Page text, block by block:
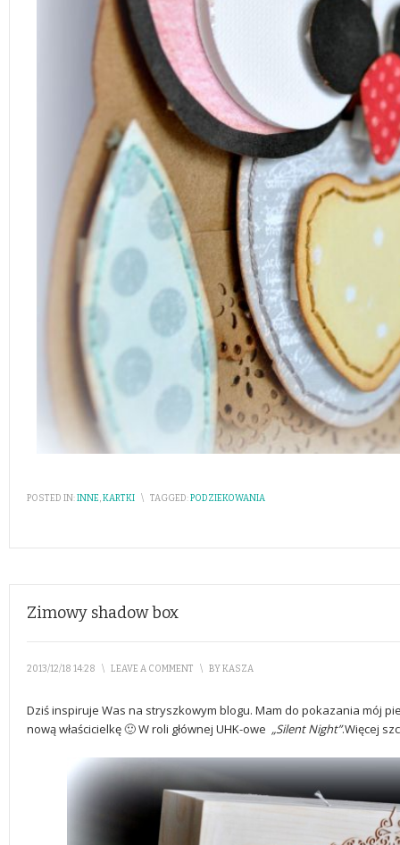
POSTED IN:INNE,KARTKI \ TAGGED:PODZIEKOWANIA
Zimowy shadow box
2013/12/18 14:28 \ LEAVE A COMMENT \ BY KASZA
Dziś inspiruje Was na stryszkowym blogu. Mam do pokazania mój
nową właścicielkę 🙂 W roli głównej UHK-owe „Silent Night”.Więcej